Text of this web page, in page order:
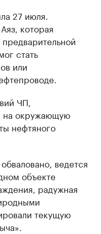
27 июля.
которая
стать
или
ЧП,
на окружающую
нефтяного
ведется
объекте
радужная
текущую